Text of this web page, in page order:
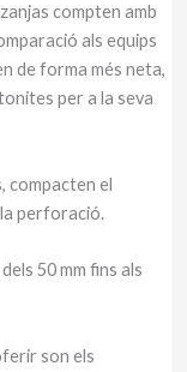
compten amb
als equips
de forma més neta,
per a la seva
compacten el
perforació.
50 mm fins als
son els